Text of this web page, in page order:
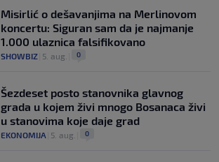
Misirlić o dešavanjima na Merlinovom
koncertu: Siguran sam da je najmanje
1.000 ulaznica falsifikovano
SHOWBIZ 5. aug. 0
Šezdeset posto stanovnika glavnog
grada u kojem živi mnogo Bosanaca živi
u stanovima koje daje grad
EKONOMIJA 5. aug. 0